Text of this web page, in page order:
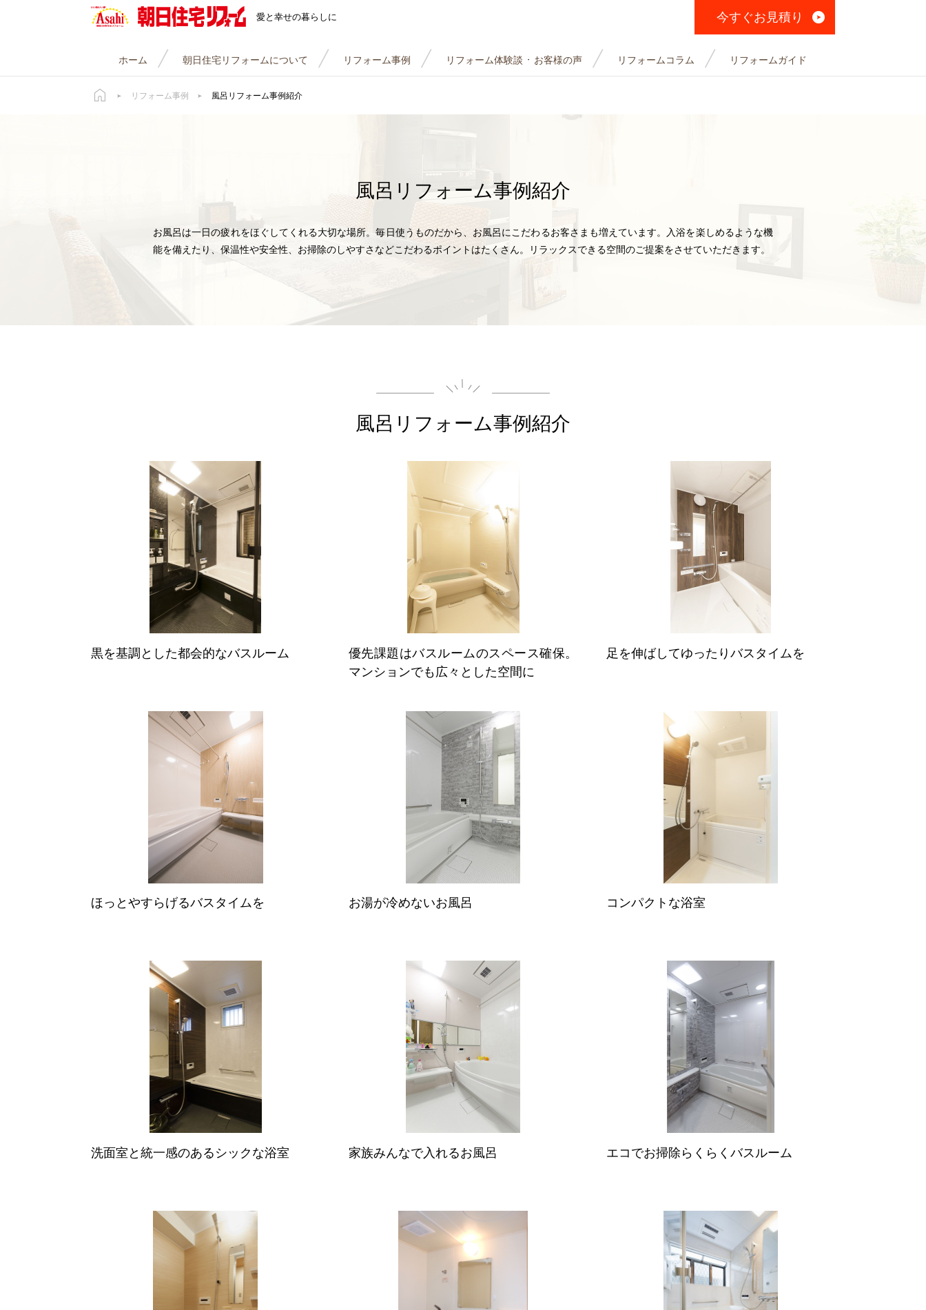
愛と幸せの暮らしに 今すぐお見積り
ホーム 朝日住宅リフォームについて リフォーム事例 リフォーム体験談 ・ お客様の声 リフォームコラム リフォームガイド
リフォーム事例 風呂リフォーム事例紹介
風呂 リフォーム事例紹介
お風呂は一日の疲れをほぐしてくれる大切な場所。毎日使うものだから、お風呂にこだわるお客さまも増えています。入浴を楽しめるような機
能を備えたり、保温性や安全性、お掃除のしやすさなどこだわるポイントはたくさん。リラックスできる空間のご提案をさせていただきます。
風呂 リフォーム事例紹介
黒を基調とした都会的なバスルーム
優先課題はバスルームのスペース確保。
マンションでも広々とした空間に
足を伸ばしてゆったりバスタイムを
ほっとやすらげるバスタイムを お湯が冷めないお風呂 コンパクトな浴室
洗面室と統一感のあるシックな浴室 家族みんなで入れるお風呂 エコでお掃除らくらくバスルーム